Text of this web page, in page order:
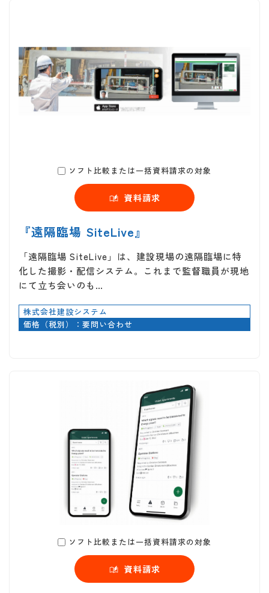
ソフト比較または一括資料請求の対象
資料請求
『遠隔臨場 SiteLive』
「遠隔臨場 SiteLive」は、建設現場の遠隔臨場に特
化した撮影・配信システム。これまで監督職員が現地
にて立ち会いのも…
株式会社建設システム
価格（税別）：要問い合わせ
ソフト比較または一括資料請求の対象
資料請求